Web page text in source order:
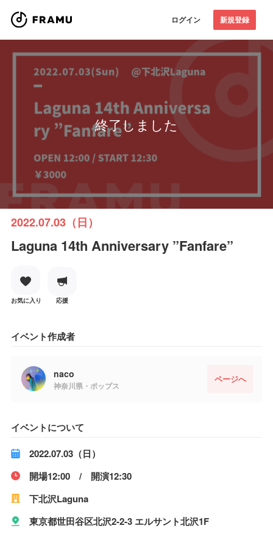
ログイン 新規登録
終了しました
2022.07.03（日）
Laguna 14th Anniversary ”Fanfare”
お気に入り 応援
イベント作成者
naco
神奈川県・ポップス
ページへ
イベントについて
2022.07.03（日）
開場12:00 / 開演12:30
下北沢Laguna
東京都世田谷区北沢2-2-3 エルサント北沢1F